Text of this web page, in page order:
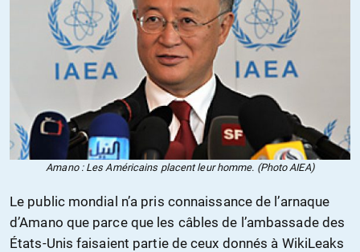
Amano : Les Américains placent leur homme. (Photo AIEA)
Le public mondial n’a pris connaissance de l’arnaque
d’Amano que parce que les câbles de l’ambassade des
États-Unis faisaient partie de ceux donnés à WikiLeaks